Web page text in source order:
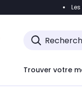
Accéder
Trouver votre